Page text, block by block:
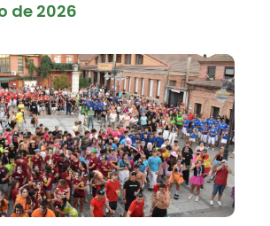
de 2026